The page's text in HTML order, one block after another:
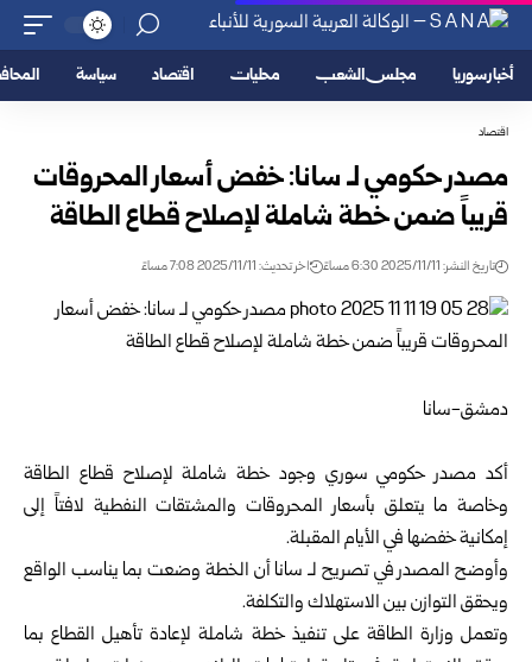
أخبار سوريا مجلس الشعب محليات اقتصاد سياسة
اقتصاد
مصدر حكومي لـ سانا: خفض أسعار المحروقات
قريباً ضمن خطة شاملة لإصلاح قطاع الطاقة
تاريخ النشر: 2025/11/11 6:30 مساءً اخر تحديث: 2025/11/11 7:08 مساءً
دمشق-سانا
أكد مصدر حكومي سوري وجود خطة شاملة لإصلاح قطاع الطاقة
وخاصة ما يتعلق بأسعار المحروقات والمشتقات النفطية لافتاً إلى
إمكانية خفضها في الأيام المقبلة.
وأوضح المصدر في تصريح لـ سانا أن الخطة وضعت بما يناسب الواقع
ويحقق التوازن بين الاستهلاك والتكلفة.
وتعمل وزارة الطاقة على تنفيذ خطة شاملة لإعادة تأهيل القطاع بما